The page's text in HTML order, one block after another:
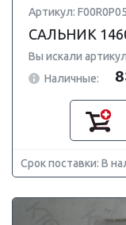
Артикул:
САЛЬНИК
Вы искали артикул
Наличные:
Срок поставки: В